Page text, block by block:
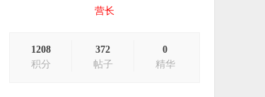
营长
1208
积分
372
帖子
0
精华